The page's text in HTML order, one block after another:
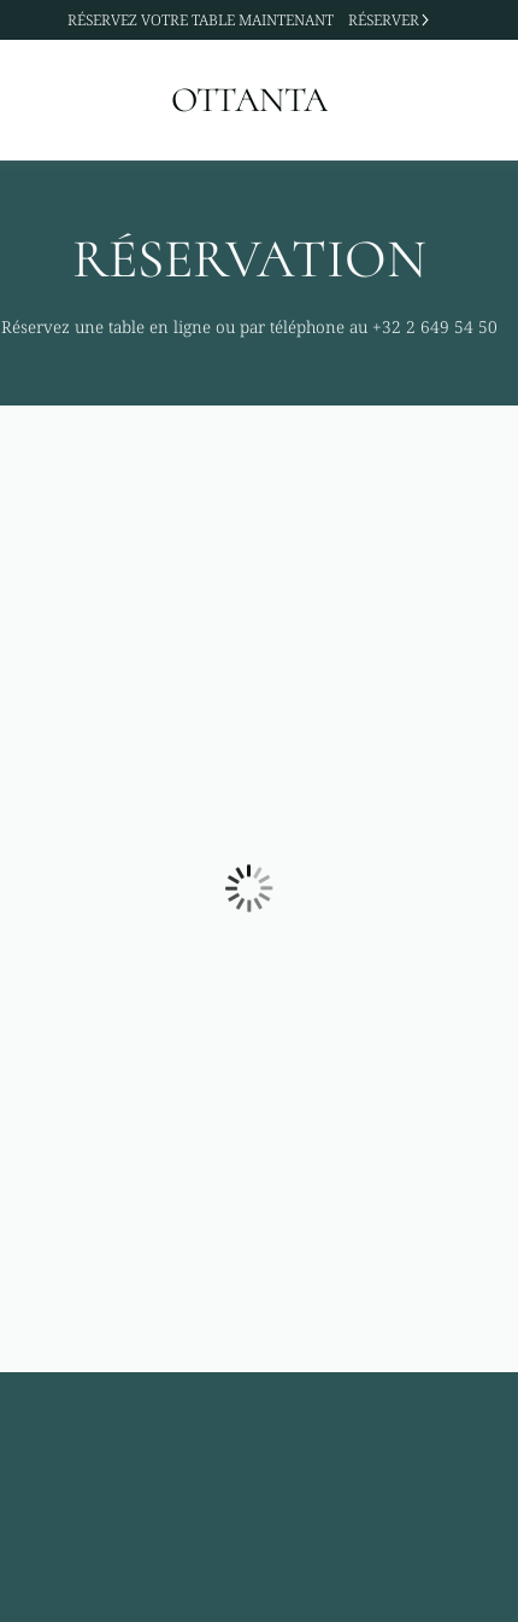
RÉSERVEZVOTRE TABLE MAINTENANT RÉSERVER
OTTANTA
RÉSERVATION
Réservez une table en ligne ou par téléphone au +32 2 649 54 50